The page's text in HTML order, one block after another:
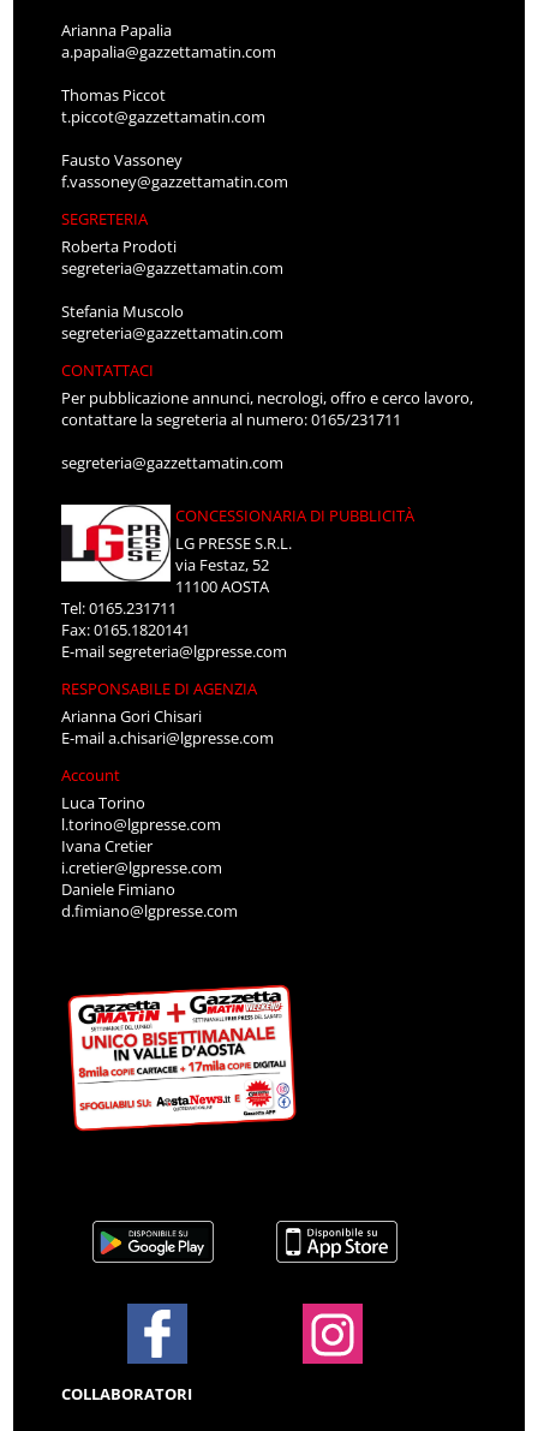
Arianna Papalia
a.papalia@gazzettamatin.com
Thomas Piccot
t.piccot@gazzettamatin.com
Fausto Vassoney
f.vassoney@gazzettamatin.com
SEGRETERIA
Roberta Prodoti
segreteria@gazzettamatin.com
Stefania Muscolo
segreteria@gazzettamatin.com
CONTATTACI
Per pubblicazione annunci, necrologi, offro e cerco lavoro,
contattare la segreteria al numero: 0165/231711
segreteria@gazzettamatin.com
CONCESSIONARIA DI PUBBLICITÀ
LG PRESSE S.R.L.
via Festaz, 52
11100 AOSTA
Tel: 0165.231711
Fax: 0165.1820141
E-mailsegreteria@lgpresse.com
RESPONSABILE DI AGENZIA
Arianna Gori Chisari
E-maila.chisari@lgpresse.com
Account
Luca Torino
l.torino@lgpresse.com
Ivana Cretier
i.cretier@lgpresse.com
Daniele Fimiano
d.fimiano@lgpresse.com
COLLABORATORI